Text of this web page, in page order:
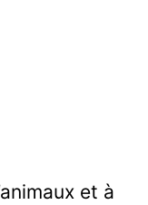
et à